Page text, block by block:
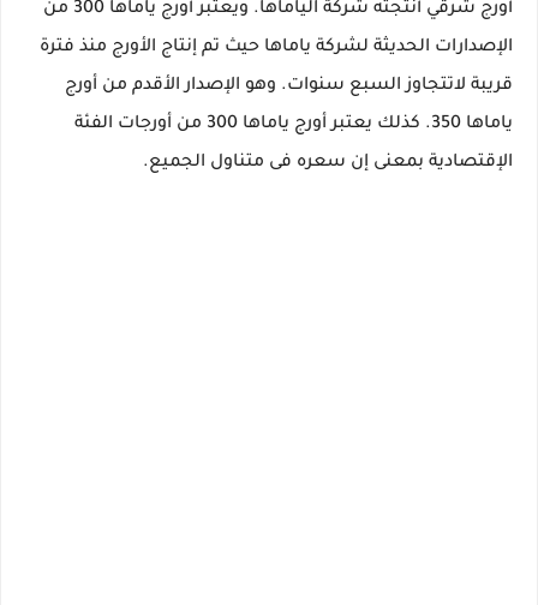
أورج شرقي أنتجته شركة الياماها. ويعتبر أورج ياماها 300 من
الإصدارات الحديثة لشركة ياماها حيث تم إنتاج الأورج منذ فترة
قريبة لاتتجاوز السبع سنوات. وهو الإصدار الأقدم من أورج
ياماها 350. كذلك يعتبر أورج ياماها 300 من أورجات الفئة
الإقتصادية بمعنى إن سعره فى متناول الجميع.